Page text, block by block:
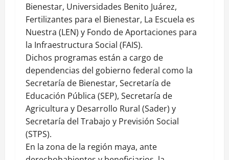
Bienestar, Universidades Benito Juárez,
Fertilizantes para el Bienestar, La Escuela es
Nuestra (LEN) y Fondo de Aportaciones para
la Infraestructura Social (FAIS).
Dichos programas están a cargo de
dependencias del gobierno federal como la
Secretaría de Bienestar, Secretaría de
Educación Pública (SEP), Secretaría de
Agricultura y Desarrollo Rural (Sader) y
Secretaría del Trabajo y Previsión Social
(STPS).
En la zona de la región maya, ante